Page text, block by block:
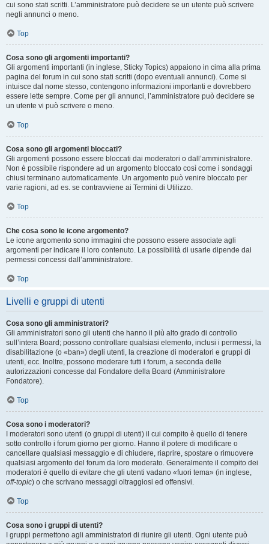
cui sono stati scritti. L’amministratore può decidere se un utente può scrivere
negli annunci o meno.
Top
Cosa sono gli argomenti importanti?
Gli argomenti importanti (in inglese, Sticky Topics) appaiono in cima alla prima
pagina del forum in cui sono stati scritti (dopo eventuali annunci). Come si
intuisce dal nome stesso, contengono informazioni importanti e dovrebbero
essere lette sempre. Come per gli annunci, l’amministratore può decidere se
un utente vi può scrivere o meno.
Top
Cosa sono gli argomenti bloccati?
Gli argomenti possono essere bloccati dai moderatori o dall’amministratore.
Non è possibile rispondere ad un argomento bloccato così come i sondaggi
chiusi terminano automaticamente. Un argomento può venire bloccato per
varie ragioni, ad es. se contravviene ai Termini di Utilizzo.
Top
Che cosa sono le icone argomento?
Le icone argomento sono immagini che possono essere associate agli
argomenti per indicare il loro contenuto. La possibilità di usarle dipende dai
permessi concessi dall’amministratore.
Top
Livelli e gruppi di utenti
Cosa sono gli amministratori?
Gli amministratori sono gli utenti che hanno il più alto grado di controllo
sull’intera Board; possono controllare qualsiasi elemento, inclusi i permessi, la
disabilitazione (o «ban») degli utenti, la creazione di moderatori e gruppi di
utenti, ecc. Inoltre, possono moderare tutti i forum, a seconda delle
autorizzazioni concesse dal Fondatore della Board (Amministratore
Fondatore).
Top
Cosa sono i moderatori?
I moderatori sono utenti (o gruppi di utenti) il cui compito è quello di tenere
sotto controllo i forum giorno per giorno. Hanno il potere di modificare o
cancellare qualsiasi messaggio e di chiudere, riaprire, spostare o rimuovere
qualsiasi argomento del forum da loro moderato. Generalmente il compito dei
moderatori è quello di evitare che gli utenti vadano «fuori tema» (in inglese,
off-topic) o che scrivano messaggi oltraggiosi ed offensivi.
Top
Cosa sono i gruppi di utenti?
I gruppi permettono agli amministratori di riunire gli utenti. Ogni utente può